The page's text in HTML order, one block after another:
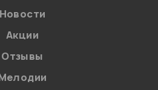
Новости
Акции
Отзывы